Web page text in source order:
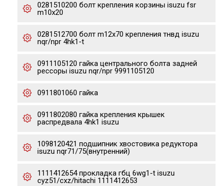
0281510200 болт крепления корзины isuzu fsr
m10x20
0281512700 болт m12x70 крепления тнвд isuzu
nqr/npr 4hk1-t
0911105120 гайка центрального болта задней
рессоры isuzu nqr/npr 9991105120
0911801060 гайка
0911802080 гайка крепления крышек
распредвала 4hk1 isuzu
1098120421 подшипник хвостовика редуктора
isuzu nqr71/75(внутренний)
1111412654 прокладка гбц 6wg1-t isuzu
cyz51/cxz/hitachi 1111412653